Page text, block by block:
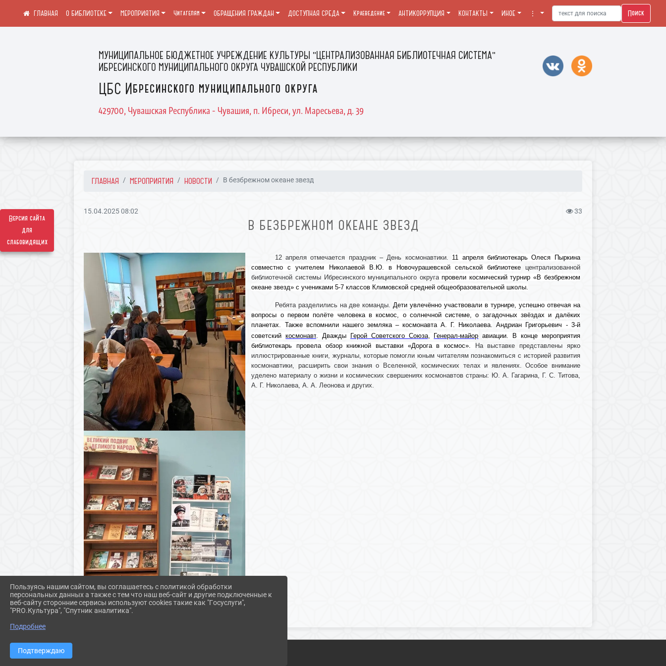
Версия сайта
для
слабовидящих
МУНИЦИПАЛЬНОЕ БЮДЖЕТНОЕ УЧРЕЖДЕНИЕ КУЛЬТУРЫ "ЦЕНТРАЛИЗОВАННАЯ БИБЛИОТЕЧНАЯ СИСТЕМА"
ИБРЕСИНСКОГО МУНИЦИПАЛЬНОГО ОКРУГА ЧУВАШСКОЙ РЕСПУБЛИКИ
ЦБС Ибресинского муниципального округа
429700, Чувашская Республика - Чувашия, п. Ибреси, ул. Маресьева, д. 39
О БИБЛИОТЕКЕ МЕРОПРИЯТИЯ Читателям ОБРАЩЕНИЯ ГРАЖДАН ДОСТУПНАЯ СРЕДА Краеведение АНТИКОРРУПЦИЯ КОНТАКТЫ ИНОЕ ⋮ Поиск
ГЛАВНАЯ МЕРОПРИЯТИЯ НОВОСТИ В безбрежном океане звезд
15.04.2025 08:02 33
В БЕЗБРЕЖНОМ ОКЕАНЕ ЗВЕЗД
12 апреля отмечается праздник – День космонавтики. 11 апреля библиотекарь Олеся Пыркина
совместно с учителем Николаевой В.Ю. в Новочурашевской сельской библиотекецентрализованной
библиотечной системы Ибресинского муниципального округапровели космический турнир «В безбрежном
океане звезд» с учениками 5-7 классов Климовской средней общеобразовательной школы.
Ребята разделились на две команды.Дети увлечённо участвовали в турнире, успешно отвечая на
вопросы о первом полёте человека в космос, о солнечной системе, о загадочных звёздах и далёких
планетах. Также вспомнили нашего земляка – космонавта А. Г. Николаева. Андриан Григорьевич - 3-й
советскийкосмонавт. Дважды Герой Советского Союза, Генерал-майор авиации. В конце мероприятия
библиотекарь провела обзор книжной выставки «Дорога в космос».
На выставке представлены ярко
иллюстрированные книги, журналы, которые помогли юным читателям познакомиться с историей развития
космонавтики, расширить свои знания о Вселенной, космических телах и явлениях. Особое внимание
уделено материалу о жизни и космических свершениях космонавтов страны: Ю. А. Гагарина, Г. С. Титова,
А. Г. Николаева, А. А. Леонова и других.
Пользуясь нашим сайтом, вы соглашаетесь с политикой обработки
персональных данных а также с тем что наш веб-сайт и другие подключенные к
веб-сайту сторонние сервисы используют cookies такие как "Госуслуги",
"PRO.Культура", "Спутник аналитика".
Подробнее
Подтверждаю